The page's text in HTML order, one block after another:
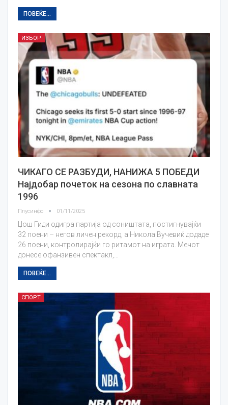
ПОВЕЌЕ...
ИЗБОР
ЧИКАГО СЕ РАЗБУДИ, НАНИЖА 5 ПОБЕДИ
Најдобар почеток на сезона по славната
1996
Плусинфо 01/11/2025
Џош Гиди одигра партија од соништата, постигнувајќи
32 поени – негов личен рекорд, а Никола Вучевиќ додаде
26 поени, контролирајќи го ритамот на играта. Мечот
донесе офанзивен спектакл,…
ПОВЕЌЕ...
СПОРТ